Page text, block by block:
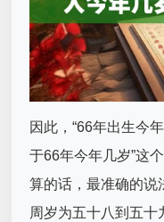
因此，“66年出生今
于66年今年几岁”这
算的话，最准确的说
周岁为五十八到五十